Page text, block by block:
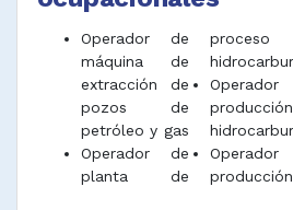
Operador de
máquina de
extracción de
pozos de
petróleo y gas
Operador de
planta de
proceso